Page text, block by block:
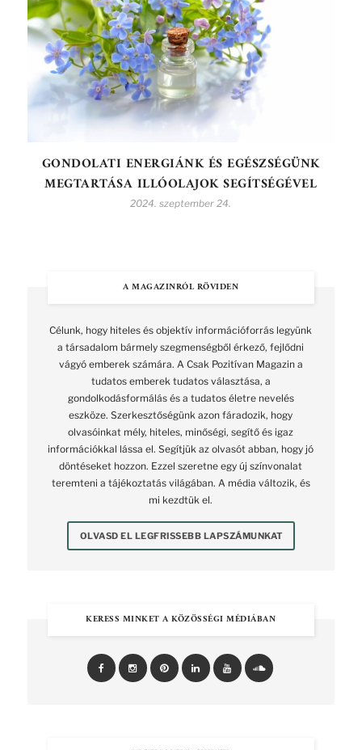
GONDOLATI ENERGIÁNK ÉS EGÉSZSÉGÜNK
MEGTARTÁSA ILLÓOLAJOK SEGÍTSÉGÉVEL
2024. szeptember 24.
A MAGAZINRÓL RÖVIDEN
Célunk, hogy hiteles és objektív információforrás legyünk
a társadalom bármely szegmenségből érkező, fejlődni
vágyó emberek számára. A Csak Pozitívan Magazin a
tudatos emberek tudatos választása, a
gondolkodásformálás és a tudatos életre nevelés
eszköze. Szerkesztőségünk azon fáradozik, hogy
olvasóinkat mély, hiteles, minőségi, segítő és igaz
információkkal lássa el. Segítjük az olvasót abban, hogy jó
döntéseket hozzon. Ezzel szeretne egy új színvonalat
teremteni a tájékoztatás világában. A média változik, és
mi kezdtük el.
OLVASD EL LEGFRISSEBB LAPSZÁMUNKAT
KERESS MINKET A KÖZÖSSÉGI MÉDIÁBAN